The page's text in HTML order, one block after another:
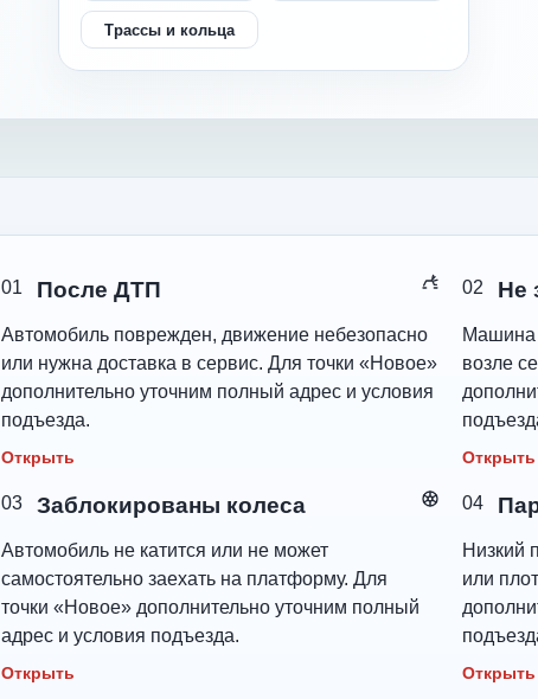
Трассы и кольца
01 После ДТП
Автомобиль поврежден, движение небезопасно
или нужна доставка в сервис. Для точки «Новое»
дополнительно уточним полный адрес и условия
подъезда.
Открыть
02 Не
Машина
возле
Открыть
03 Заблокированы колеса
Автомобиль не катится или не может
самостоятельно заехать на платформу. Для
точки «Новое» дополнительно уточним полный
адрес и условия подъезда.
Открыть
04
Низкий
или
Открыть